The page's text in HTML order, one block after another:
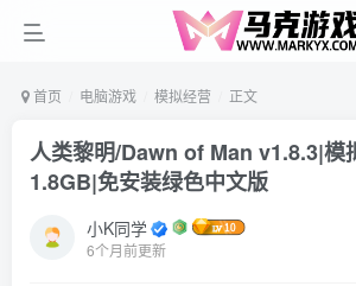
首页 电脑游戏 模拟经营 正文
人类黎明/Dawn of Man v1.8.3|模
1.8GB|免安装绿色中文版
小K同学
6个月前更新